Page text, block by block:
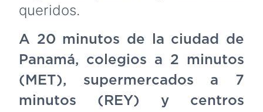
queridos.
A 20 minutos de la ciudad de
Panamá, colegios a 2 minutos
(MET), supermercados a 7
minutos (REY) y centros